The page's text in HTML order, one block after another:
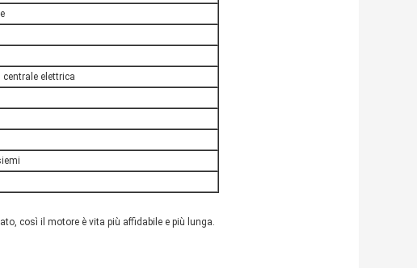
elettrica
così il motore è vita più affidabile e più lunga.